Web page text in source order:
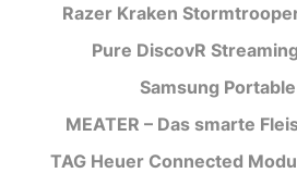
Razer Kraken
Pure DiscovR
Samsung Portable
MEATER – Das smarte
TAG Heuer Connected